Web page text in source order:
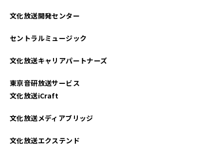
文化放送開発センター
セントラルミュージック
文化放送キャリアパートナーズ
東京音研放送サービス
文化放送iCraft
文化放送メディアブリッジ
文化放送エクステンド